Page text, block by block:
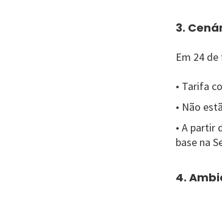
3.
Em 24
• Tarifa
• Não
• A partir
base na
4.